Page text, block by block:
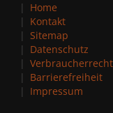
Home
Kontakt
Sitemap
Datenschutz
Barrierefreiheit
Impressum